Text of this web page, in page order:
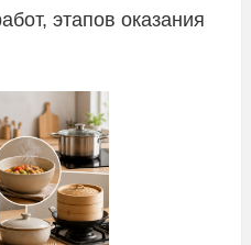
этапов оказания